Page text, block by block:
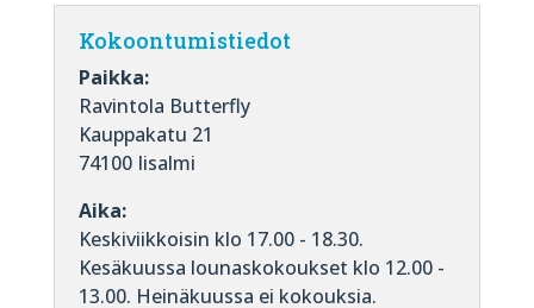
Kokoontumistiedot
Paikka:
Ravintola Butterfly
Kauppakatu 21
74100 Iisalmi
Aika:
Keskiviikkoisin klo 17.00 - 18.30.
Kesäkuussa lounaskokoukset klo 12.00 -
13.00. Heinäkuussa ei kokouksia.